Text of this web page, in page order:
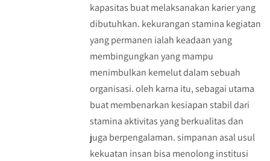
kapasitas buat melaksanakan karier yang
dibutuhkan. kekurangan stamina kegiatan
yang permanen ialah keadaan yang
membingungkan yang mampu
menimbulkan kemelut dalam sebuah
organisasi. oleh karna itu, sebagai utama
buat membenarkan kesiapan stabil dari
stamina aktivitas yang berkualitas dan
juga berpengalaman. simpanan asal usul
kekuatan insan bisa menolong institusi